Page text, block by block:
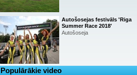
Autošosejas festivāls 'Riga
Summer Race 2018'
Autošoseja
Populārākie video